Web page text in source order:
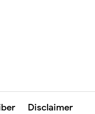
Disclaimer